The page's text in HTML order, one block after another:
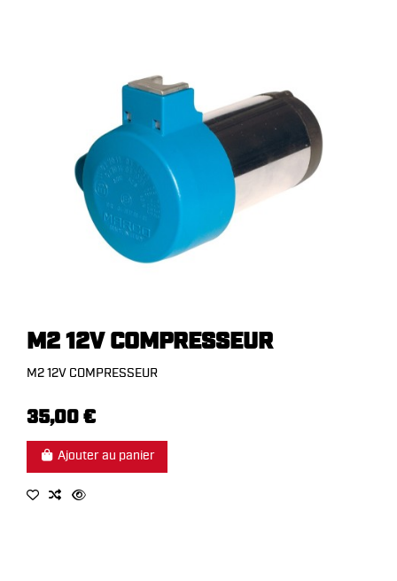
M2 12V COMPRESSEUR
M2 12V COMPRESSEUR
35,00 €
Ajouter au panier